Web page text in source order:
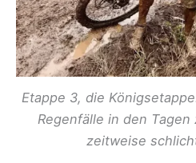
Etappe 3, die
Regenfälle in den
zeitweise